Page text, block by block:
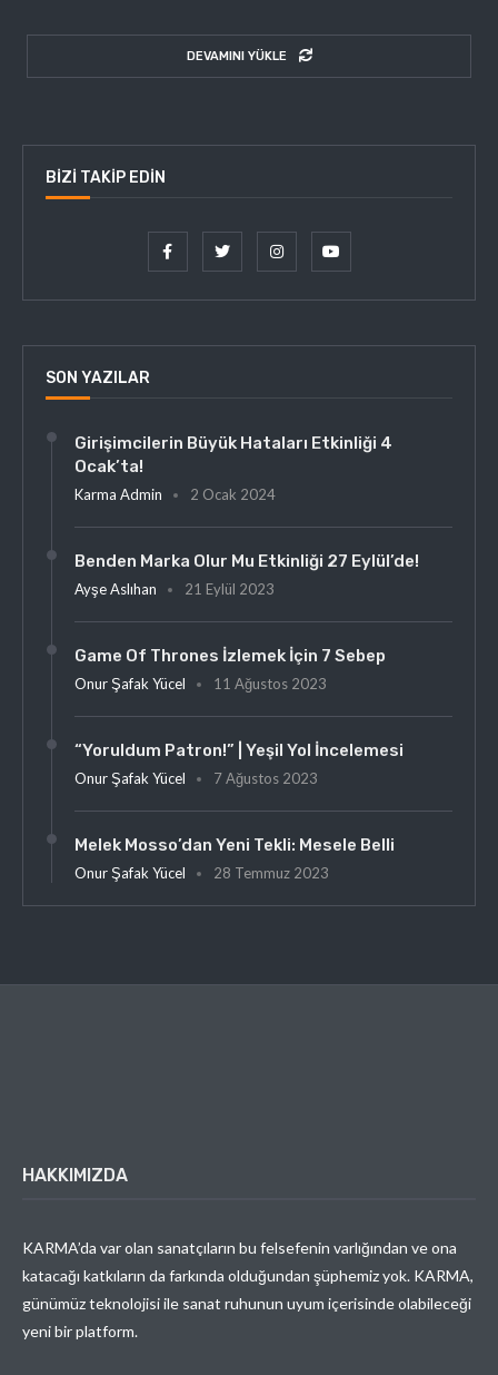
DEVAMINI YÜKLE
BIZI TAKIP EDIN
SON YAZILAR
Girişimcilerin Büyük Hataları Etkinliği 4
Ocak’ta!
Karma Admin 2 Ocak 2024
Benden Marka Olur Mu Etkinliği 27 Eylül’de!
Ayşe Aslıhan 21 Eylül 2023
Game Of Thrones İzlemek İçin 7 Sebep
Onur Şafak Yücel 11 Ağustos 2023
“Yoruldum Patron!” | Yeşil Yol İncelemesi
Onur Şafak Yücel 7 Ağustos 2023
Melek Mosso’dan Yeni Tekli: Mesele Belli
Onur Şafak Yücel 28 Temmuz 2023
HAKKIMIZDA
KARMA’da var olan sanatçıların bu felsefenin varlığından ve ona
katacağı katkıların da farkında olduğundan şüphemiz yok. KARMA,
günümüz teknolojisi ile sanat ruhunun uyum içerisinde olabileceği
yeni bir platform.